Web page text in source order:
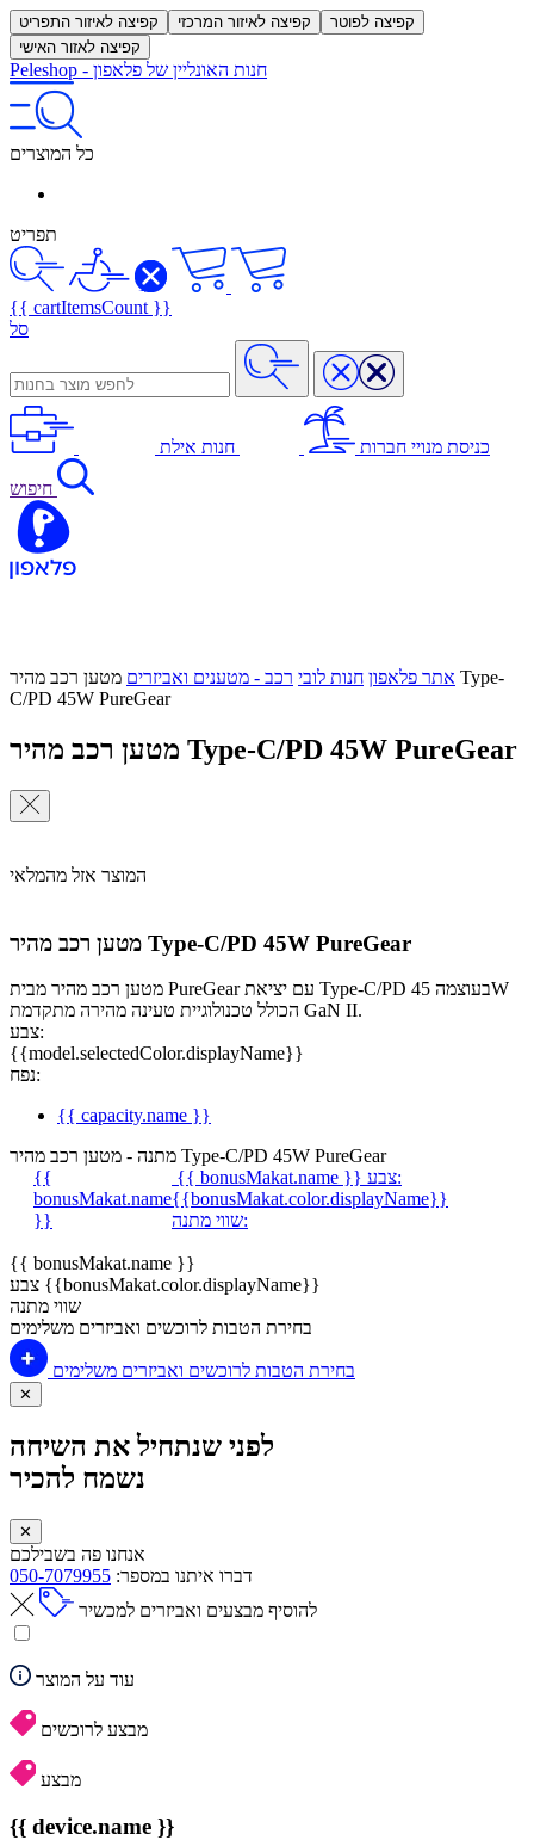
קפיצה לאיזור התפריט קפיצה לאיזור המרכזי
קפיצה לפוטר
קפיצה לאזור האישי
Peleshop - חנות האונליין של פלאפון
כל המוצרים
תפריט
{{ cartItemsCount }}
סל
כניסת מנויי חברות חנות אילת
חיפוש
אתר פלאפון חנות לובי רכב - מטענים ואביזרים מטען רכב מהיר Type-
C/PD 45W PureGear
מטען רכב מהיר Type-C/PD 45W PureGear
המוצר אזל מהמלאי
מטען רכב מהיר Type-C/PD 45W PureGear
מטען רכב מהיר מבית PureGear עם יציאת Type-C/PD בעוצמה 45W
הכולל טכנולוגיית טעינה מהירה מתקדמת GaN II.
צבע:
{{model.selectedColor.displayName}}
נפח:
{{ capacity.name }}
מתנה - מטען רכב מהיר Type-C/PD 45W PureGear
{{
bonusMakat.name
}}
{{ bonusMakat.name }}
צבע:
{{bonusMakat.color.displayName}}
שווי מתנה:
{{ bonusMakat.name }}
צבע {{bonusMakat.color.displayName}}
שווי מתנה
בחירת הטבות לרוכשים ואביזרים משלימים
בחירת הטבות לרוכשים ואביזרים משלימים
✕
לפני שנתחיל את השיחה
נשמח להכיר
✕
אנחנו פה בשבילכם
דברו איתנו במספר: 050-7079955
להוסיף מבצעים ואביזרים למכשיר
עוד על המוצר
מבצע לרוכשים
מבצע
{{ device.name }}